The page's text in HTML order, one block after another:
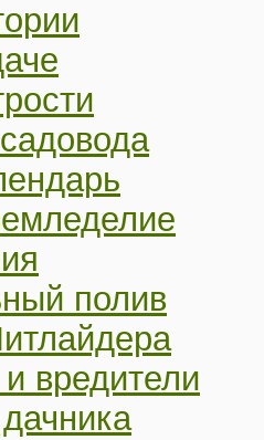
полив
вредители